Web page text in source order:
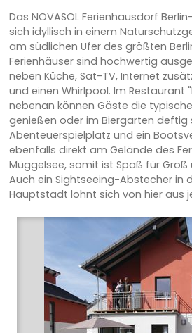
Das NOVASOL Ferienhausdorf
sich idyllisch in einem
am südlichen Ufer des größten
Ferienhäuser sind hochwertig
neben Küche, Sat-TV, Internet
und einen Whirlpool. Im Restaurant
nebenan können Gäste die
genießen oder im Biergarten deftig
Abenteuerspielplatz und ein
ebenfalls direkt am Gelände des
Müggelsee, somit ist Spaß für Groß
Auch ein Sightseeing-Abstecher in
Hauptstadt lohnt sich von hier aus